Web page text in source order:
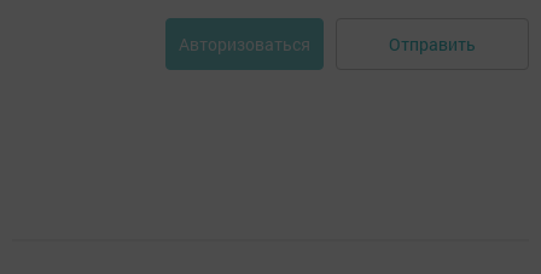
Авторизоваться Отправить